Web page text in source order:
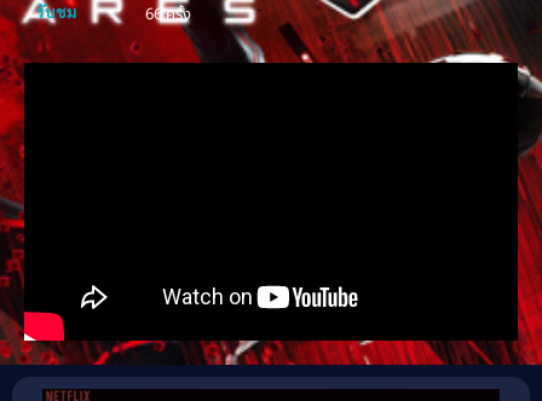
รับชม
66 ครั้ง